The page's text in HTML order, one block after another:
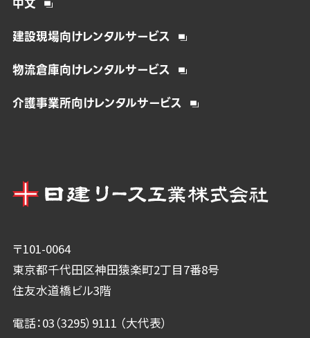
〒101-0064
東京都千代田区神田猿楽町2丁目7番8号
住友水道橋ビル3階
電話：03（3295）9111 （大代表）
中文
建設現場向けレンタルサービス
物流倉庫向けレンタルサービス
介護事業所向けレンタルサービス